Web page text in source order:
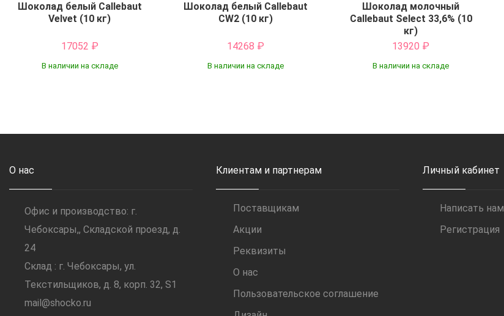
Шоколад белый Callebaut
Velvet (10 кг)
17052 ₽
В наличии на складе
Шоколад белый Callebaut
CW2 (10 кг)
14268 ₽
В наличии на складе
Шоколад молочный
Callebaut Select 33,6% (10
кг)
13920 ₽
В наличии на складе
О нас
Офис и производство: г.
Чебоксары,, Складской проезд, д.
24
Склад : г. Чебоксары, ул.
Текстильщиков, д. 8, корп. 32, S1
mail@shocko.ru
Клиентам и партнерам
Поставщикам
Акции
Реквизиты
О нас
Пользовательское соглашение
Личный кабинет
Написать нам
Регистрация